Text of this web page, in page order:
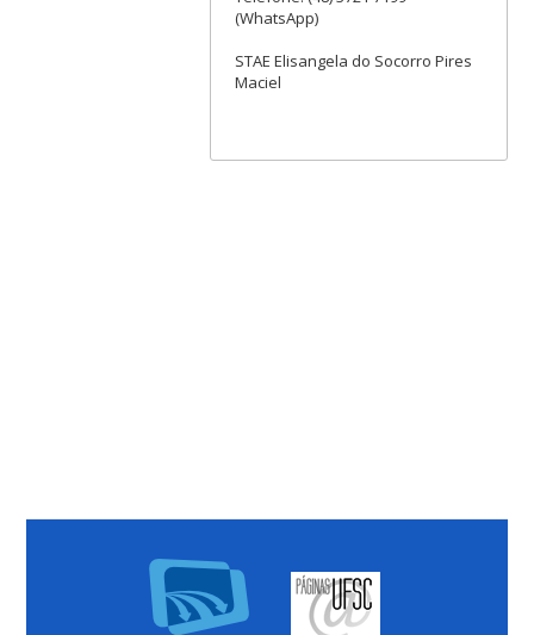
(WhatsApp)
STAE Elisangela do Socorro Pires
Maciel